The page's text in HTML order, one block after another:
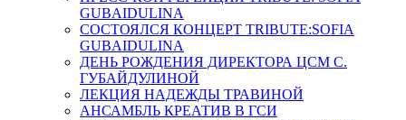
GUBAIDULINA
СОСТОЯЛСЯ КОНЦЕРТ TRIBUTE:SOFIA
GUBAIDULINA
ДЕНЬ РОЖДЕНИЯ ДИРЕКТОРА ЦСМ С.
ГУБАЙДУЛИНОЙ
ЛЕКЦИЯ НАДЕЖДЫ ТРАВИНОЙ
АНСАМБЛЬ КРЕАТИВ В ГСИ